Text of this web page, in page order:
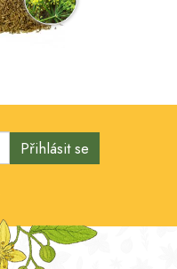
Přihlásit se